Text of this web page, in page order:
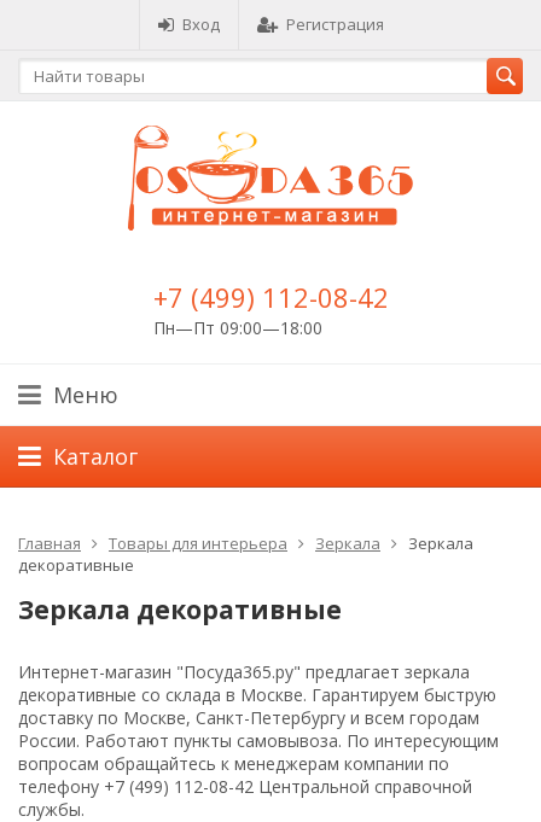
Вход Регистрация
+7 (499) 112-08-42
Пн—Пт 09:00—18:00
Меню
Каталог
Главная Товары для интерьера Зеркала
Зеркала
декоративные
Зеркала декоративные
Интернет-магазин "Посуда365.ру" предлагает зеркала
декоративные со склада в Москве. Гарантируем быструю
доставку по Москве, Санкт-Петербургу и всем городам
России. Работают пункты самовывоза. По интересующим
вопросам обращайтесь к менеджерам компании по
телефону +7 (499) 112-08-42 Центральной справочной
службы.